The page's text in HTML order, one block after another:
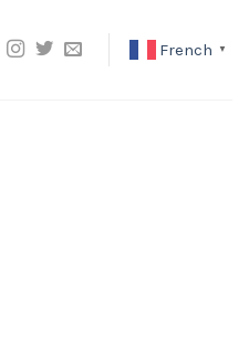
French ▼